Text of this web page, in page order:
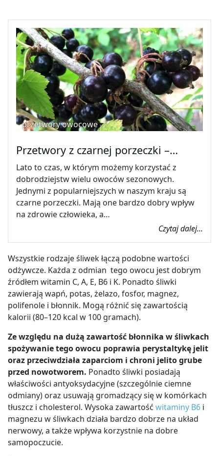
przetwory owocowe
Przetwory z czarnej porzeczki –…
Lato to czas, w którym możemy korzystać z
dobrodziejstw wielu owoców sezonowych.
Jednymi z popularniejszych w naszym kraju są
czarne porzeczki. Mają one bardzo dobry wpływ
na zdrowie człowieka, a…
Czytaj dalej...
Wszystkie rodzaje śliwek łączą podobne wartości
odżywcze. Każda z odmian tego owocu jest dobrym
źródłem witamin C, A, E, B6 i K. Ponadto śliwki
zawierają wapń, potas, żelazo, fosfor, magnez,
polifenole i błonnik. Mogą różnić się zawartością
kalorii (80–120 kcal w 100 gramach).
Ze względu na dużą zawartość błonnika w śliwkach
spożywanie tego owocu poprawia perystaltykę jelit
oraz przeciwdziała zaparciom i chroni jelito grube
przed nowotworem. Ponadto śliwki posiadają
właściwości antyoksydacyjne (szczególnie ciemne
odmiany) oraz usuwają gromadzący się w komórkach
tłuszcz i cholesterol. Wysoka zawartość witaminy B6 i
magnezu w śliwkach działa bardzo dobrze na układ
nerwowy, a także wpływa korzystnie na dobre
samopoczucie.